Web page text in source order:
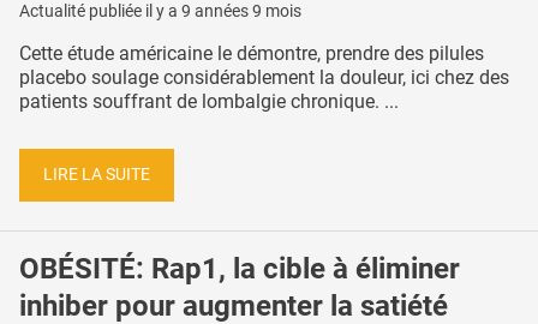
Actualité publiée il y a 9 années 9 mois
Cette étude américaine le démontre, prendre des pilules
placebo soulage considérablement la douleur, ici chez des
patients souffrant de lombalgie chronique. ...
LIRE LA SUITE
OBÉSITÉ: Rap1, la cible à éliminer
inhiber pour augmenter la satiété